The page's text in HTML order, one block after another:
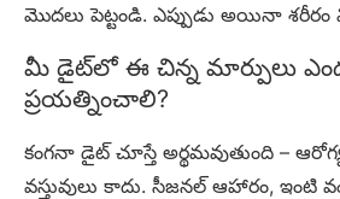
మొదలు పెట్టండి. ఎప్పుడు అయినా శరీరం
మీ డైట్‌లో ఈ చిన్న మార్పులు
ప్రయత్నించాలి?
కంగనా డైట్ చూస్తే అర్థమవుతుంది –
వస్తువులు కాదు. సీజనల్ ఆహారం, ఇంటి